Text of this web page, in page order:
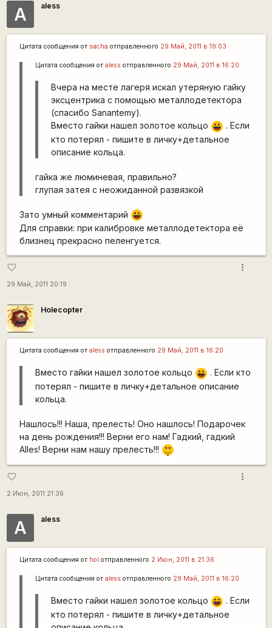
А aless
Цитата сообщения от sacha отправленного 29 Май, 2011 в 19:03
Цитата сообщения от aless отправленного 29 Май, 2011 в 16:20
Вчера на месте лагеря искал утеряную гайку
эксцентрика с помощью металлодетектора
(спасибо Sanantemу).
Вместо гайки нашел золотое кольцо |-)) . Если
кто потерял - пишите в личку+детальное
описание кольца.
гайка же люминевая, правильно?
глупая затея с неожиданной развязкой
Зато умный комментарий |-))
Для справки: при калибровке металлодетектора её
близнец прекрасно пеленгуется.
favorite_border
29 Май, 2011 20:19
more_vert
Holecopter
Цитата сообщения от aless отправленного 29 Май, 2011 в 16:20
Вместо гайки нашел золотое кольцо |-)) . Если кто
потерял - пишите в личку+детальное описание
кольца.
Нашлось!!! Наша, прелесть! Оно нашлось! Подарочек
на день рождения!!! Верни его нам! Гадкий, гадкий
Alles! Верни нам нашу прелесть!!!
|-)
_)
favorite_border
2 Июн, 2011 21:36
more_vert
А aless
Цитата сообщения от hol отправленного 2 Июн, 2011 в 21:36
Цитата сообщения от aless отправленного 29 Май, 2011 в 16:20
Вместо гайки нашел золотое кольцо |-)) . Если
кто потерял - пишите в личку+детальное